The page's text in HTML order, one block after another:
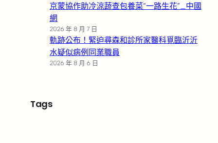
京蒙協作助冷涼蔬查包養菜“一路生花”_中國
網
2026 年 8 月 7 日
軌跡公布！緊迫尋森和診所家醫科覓臨沂沂
水疑似病例同業職員
2026 年 8 月 6 日
Tags